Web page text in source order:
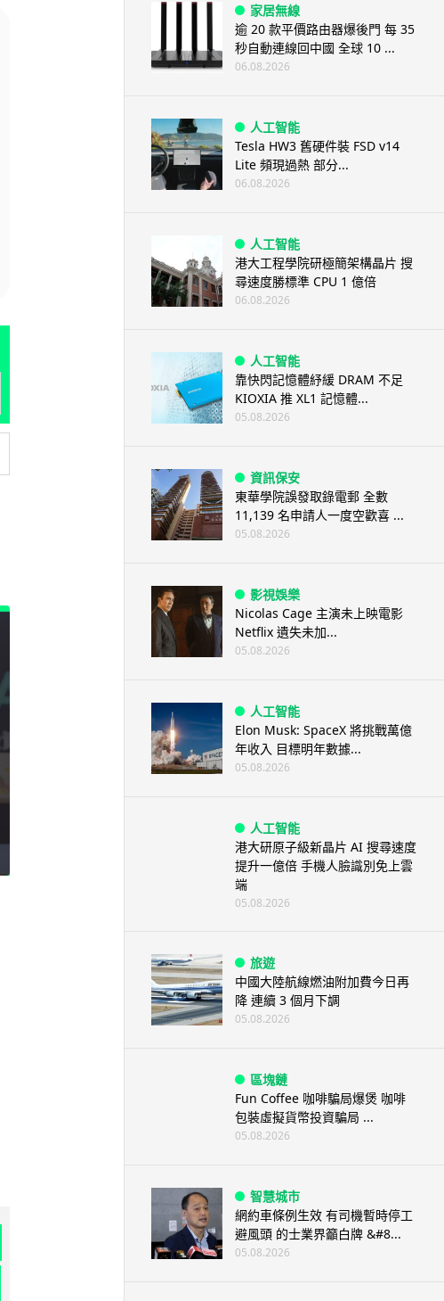
家居無線
逾 20 款平價路由器爆後門 每 35
秒自動連線回中國 全球 10 ...
06.08.2026
人工智能
Tesla HW3 舊硬件裝 FSD v14
Lite 頻現過熱 部分...
06.08.2026
人工智能
港大工程學院研極簡架構晶片 搜
尋速度勝標準 CPU 1 億倍
06.08.2026
人工智能
靠快閃記憶體紓緩 DRAM 不足
KIOXIA 推 XL1 記憶體...
05.08.2026
資訊保安
東華學院誤發取錄電郵 全數
11,139 名申請人一度空歡喜 ...
05.08.2026
影視娛樂
Nicolas Cage 主演未上映電影
Netflix 遺失未加...
05.08.2026
人工智能
Elon Musk: SpaceX 將挑戰萬億
年收入 目標明年數據...
05.08.2026
人工智能
港大研原子級新晶片 AI 搜尋速度
提升一億倍 手機人臉識別免上雲
端
05.08.2026
旅遊
中國大陸航線燃油附加費今日再
降 連續 3 個月下調
05.08.2026
區塊鏈
Fun Coffee 咖啡騙局爆煲 咖啡
包裝虛擬貨幣投資騙局 ...
05.08.2026
智慧城市
網約車條例生效 有司機暫時停工
避風頭 的士業界籲白牌 &#8...
05.08.2026